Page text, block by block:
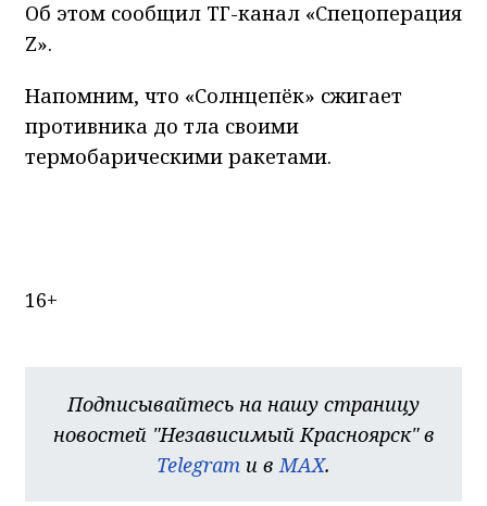
Об этом сообщил ТГ-канал «Спецоперация
Z».
Напомним, что «Солнцепёк» сжигает
противника до тла своими
термобарическими ракетами.
16+
Подписывайтесь на нашу страницу
новостей "Независимый Красноярск" в
Telegram и вMAX.